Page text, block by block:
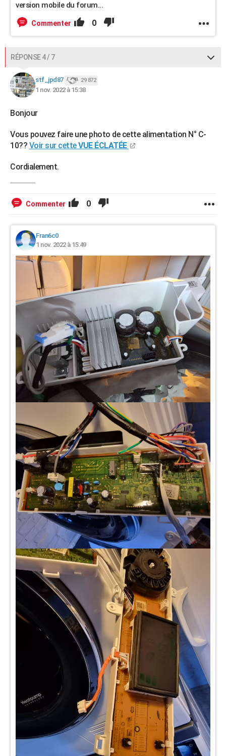
version mobile du forum...
Commenter 0
RÉPONSE 4 / 7
stf_jpd87 29 872
1 nov. 2022 à 15:38
Bonjour
Vous pouvez faire une photo de cette alimentation N° C-
10?? Voir sur cetteVUE ÉCLATÉE
Cordialement.
Commenter 0
Fran6c0
1 nov. 2022 à 15:49